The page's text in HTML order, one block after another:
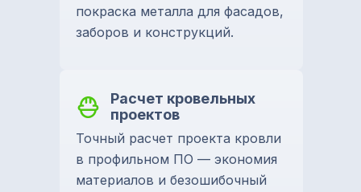
покраска металла для фасадов,
заборов и конструкций.
Расчет кровельных
проектов
Точный расчет проекта кровли
в профильном ПО — экономия
материалов и безошибочный